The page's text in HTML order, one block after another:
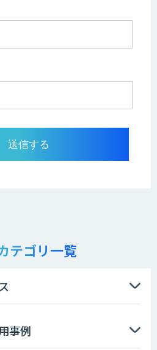
テゴリ一覧
事例